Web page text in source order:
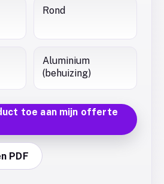
Rond
Aluminium
(behuizing)
toe aan mijn offerte
PDF